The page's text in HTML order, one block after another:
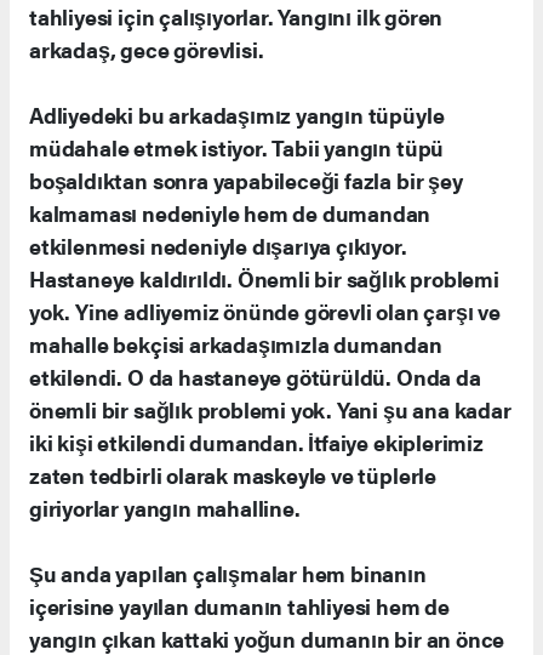
tahliyesi için çalışıyorlar. Yangını ilk gören
arkadaş, gece görevlisi.
Adliyedeki bu arkadaşımız yangın tüpüyle
müdahale etmek istiyor. Tabii yangın tüpü
boşaldıktan sonra yapabileceği fazla bir şey
kalmaması nedeniyle hem de dumandan
etkilenmesi nedeniyle dışarıya çıkıyor.
Hastaneye kaldırıldı. Önemli bir sağlık problemi
yok. Yine adliyemiz önünde görevli olan çarşı ve
mahalle bekçisi arkadaşımızla dumandan
etkilendi. O da hastaneye götürüldü. Onda da
önemli bir sağlık problemi yok. Yani şu ana kadar
iki kişi etkilendi dumandan. İtfaiye ekiplerimiz
zaten tedbirli olarak maskeyle ve tüplerle
giriyorlar yangın mahalline.
Şu anda yapılan çalışmalar hem binanın
içerisine yayılan dumanın tahliyesi hem de
yangın çıkan kattaki yoğun dumanın bir an önce